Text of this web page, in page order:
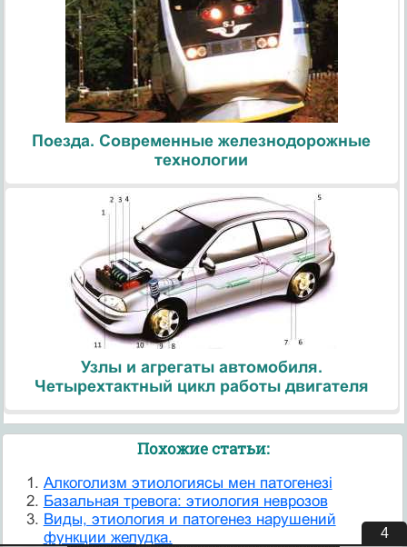
Поезда. Современные железнодорожные
технологии
Узлы и агрегаты автомобиля.
Четырехтактный цикл работы двигателя
Похожие статьи:
Алкоголизм этиологиясы мен патогенезі
Базальная тревога: этиология неврозов
Виды, этиология и патогенез нарушений
функции желудка.
3